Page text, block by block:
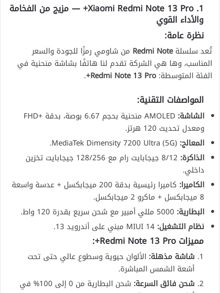
1. Xiaomi Redmi Note 13 Pro+ — مزيج من الفخامة
والأداء القوي
نظرة عامة:
تُعد سلسلةRedmi Note من شاومي رمزًا للجودة والسعر
المناسب، وها هي الشركة تقدم لنا هاتفًا بشاشة منحنية في
الفئة المتوسطة: Redmi Note 13 Pro+
.
المواصفات التقنية:
الشاشة:
AMOLED منحنية بحجم 6.67 بوصة، بدقة +FHD
ومعدل تحديث 120 هرتز.
المعالج:
الذاكرة:
8/12 جيجابايت رام مع 128/256 جيجابايت تخزين
داخلي.
الكاميرا:
كاميرا رئيسية بدقة 200 ميجابكسل + عدسة واسعة
8 ميجابكسل + ماكرو 2 ميجابكسل.
البطارية:
نظام التشغيل: MIUI 14 مبني على أندرويد 13.
مميزات Redmi Note 13 Pro+:
شاشة مذهلة: الألوان حيوية وسطوع عالي حتى تحت
أشعة الشمس المباشرة.
شحن فائق السرعة:
شحن البطارية من 0 إلى 100% في